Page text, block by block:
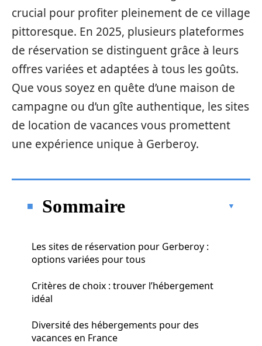
crucial pour profiter pleinement de ce village
pittoresque. En 2025, plusieurs plateformes
de réservation se distinguent grâce à leurs
offres variées et adaptées à tous les goûts.
Que vous soyez en quête d’une maison de
campagne ou d’un gîte authentique, les sites
de location de vacances vous promettent
une expérience unique à Gerberoy.
Sommaire
Les sites de réservation pour Gerberoy :
options variées pour tous
Critères de choix : trouver l’hébergement
idéal
Diversité des hébergements pour des
vacances en France